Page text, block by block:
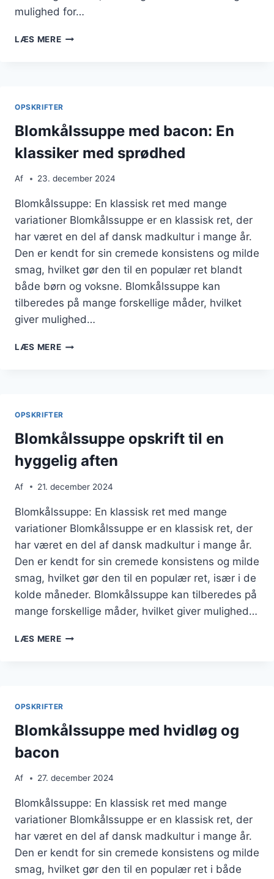
mulighed for…
LÆS MEREBLOMKÅLSSUPPE
KONSISTENS
OPSKRIFTER
Blomkålssuppe med bacon: En
klassiker med sprødhed
Af 23. december 2024
Blomkålssuppe: En klassisk ret med mange
variationer Blomkålssuppe er en klassisk ret, der
har været en del af dansk madkultur i mange år.
Den er kendt for sin cremede konsistens og milde
smag, hvilket gør den til en populær ret blandt
både børn og voksne. Blomkålssuppe kan
tilberedes på mange forskellige måder, hvilket
giver mulighed…
LÆS MEREBLOMKÅLSSUPPE
OPSKRIFTER
Blomkålssuppe opskrift til en
hyggelig aften
Af 21. december 2024
Blomkålssuppe: En klassisk ret med mange
variationer Blomkålssuppe er en klassisk ret, der
har været en del af dansk madkultur i mange år.
Den er kendt for sin cremede konsistens og milde
smag, hvilket gør den til en populær ret, især i de
kolde måneder. Blomkålssuppe kan tilberedes på
mange forskellige måder, hvilket giver mulighed…
LÆS MEREBLOMKÅLSSUPPE
OPSKRIFTER
Blomkålssuppe med hvidløg og
bacon
Af 27. december 2024
Blomkålssuppe: En klassisk ret med mange
variationer Blomkålssuppe er en klassisk ret, der
har været en del af dansk madkultur i mange år.
Den er kendt for sin cremede konsistens og milde
smag, hvilket gør den til en populær ret i både